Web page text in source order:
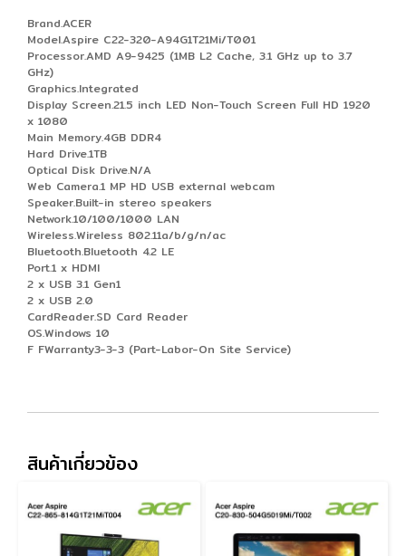
Brand.ACER
Model.Aspire C22-320-A94G1T21Mi/T001
Processor.AMD A9-9425 (1MB L2 Cache, 3.1 GHz up to 3.7
GHz)
Graphics.Integrated
Display Screen.21.5 inch LED Non-Touch Screen Full HD 1920
x 1080
Main Memory.4GB DDR4
Hard Drive.1TB
Optical Disk Drive.N/A
Web Camera.1 MP HD USB external webcam
Speaker.Built-in stereo speakers
Network.10/100/1000 LAN
Wireless.Wireless 802.11a/b/g/n/ac
Bluetooth.Bluetooth 4.2 LE
Port.1 x HDMI
2 x USB 3.1 Gen1
2 x USB 2.0
CardReader.SD Card Reader
OS.Windows 10
F FWarranty3-3-3 (Part-Labor-On Site Service)
สินค้าเกี่ยวข้อง